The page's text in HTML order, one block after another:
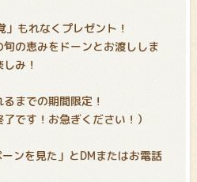
もれなくプレゼント！
の恵みをドーンとお渡ししま
み！
までの期間限定！
です！お急ぎください！）
ーンを見た」とDMまたはお電話